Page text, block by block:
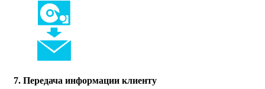
7. Передача информации клиенту